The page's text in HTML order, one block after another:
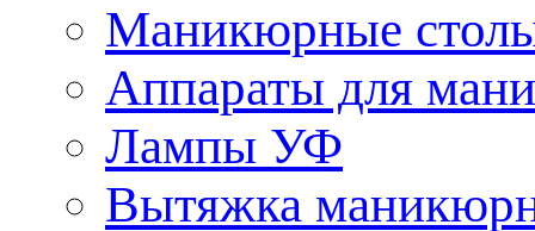
Маникюрные
Аппараты для
Лампы УФ
Вытяжка